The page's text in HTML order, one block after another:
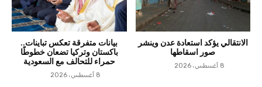
الانتقالي يؤكد استعادة عدن وينشر
صور اسقاطها
8 أغسطس، 2026
بيانات متفرقة تعكس تباينات..
باكستان وتركيا تضعان خطوطًا
حمراء للتحالف مع السعودية
8 أغسطس، 2026